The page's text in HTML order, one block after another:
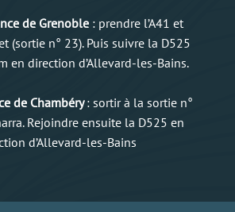
de Grenoble : prendre l’A41 et
(sortie n° 23). Puis suivre la D525
en direction d’Allevard-les-Bains.
de Chambéry: sortir à la sortie n°
Rejoindre ensuite la D525 en
d’Allevard-les-Bains